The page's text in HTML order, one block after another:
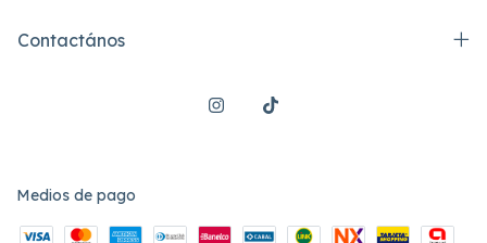
Contactános
Medios de pago